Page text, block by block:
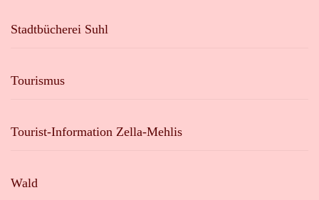
Stadtbücherei Suhl
Tourismus
Tourist-Information Zella-Mehlis
Wald